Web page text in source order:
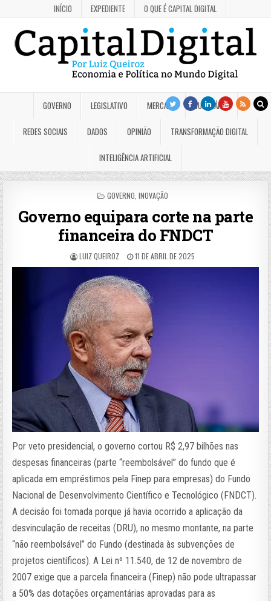
INÍCIO EXPEDIENTE O QUE É CAPITAL DIGITAL
GOVERNO LEGISLATIVO MERCADO JUDICIÁRIO
REDES SOCIAIS DADOS OPINIÃO TRANSFORMAÇÃO DIGITAL
INTELIGÊNCIA ARTIFICIAL
POSTED
GOVERNO INOVAÇÃO
Governo equipara corte na parte
financeira do FNDCT
LUIZ QUEIROZ 11 DE ABRIL DE 2025
Por veto presidencial, o governo cortou R$ 2,97 bilhões nas
despesas financeiras (parte “reembolsável” do fundo que é
aplicada em empréstimos pela Finep para empresas) do Fundo
Nacional de Desenvolvimento Científico e Tecnológico (FNDCT).
A decisão foi tomada porque já havia ocorrido a aplicação da
desvinculação de receitas (DRU), no mesmo montante, na parte
“não reembolsável” do Fundo (destinada às subvenções de
projetos científicos). A Lei nº 11.540, de 12 de novembro de
2007 exige que a parcela financeira (Finep) não pode ultrapassar
a 50% das dotações orçamentárias aprovadas para as